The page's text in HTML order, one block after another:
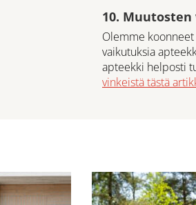
10.
Olemme
vaikutuksia
apteekki helposti
vinkeistä tästä